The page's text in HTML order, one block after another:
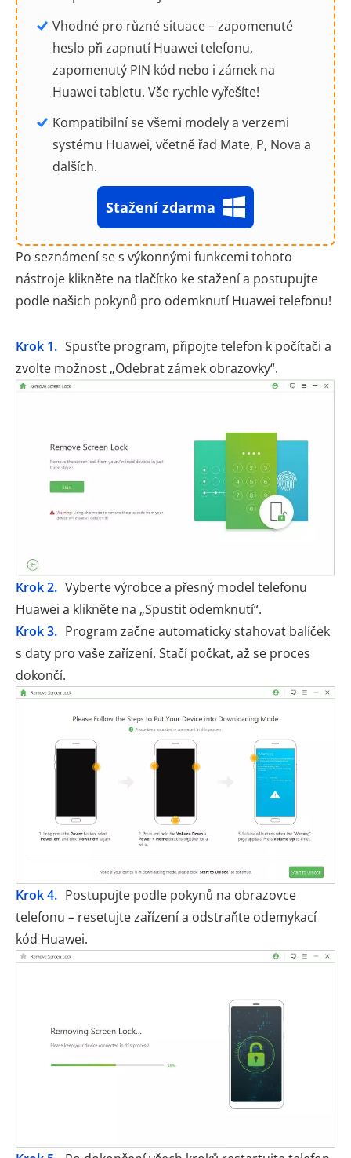
Vhodné pro různé situace – zapomenuté
heslo při zapnutí Huawei telefonu,
zapomenutý PIN kód nebo i zámek na
Huawei tabletu. Vše rychle vyřešíte!
Kompatibilní se všemi modely a verzemi
systému Huawei, včetně řad Mate, P, Nova a
dalších.
Stažení zdarma
Po seznámení se s výkonnými funkcemi tohoto
nástroje klikněte na tlačítko ke stažení a postupujte
podle našich pokynů pro odemknutí Huawei telefonu!
Krok 1. Spusťte program, připojte telefon k počítači a
zvolte možnost „Odebrat zámek obrazovky“.
Krok 2. Vyberte výrobce a přesný model telefonu
Huawei a klikněte na „Spustit odemknutí“.
Krok 3. Program začne automaticky stahovat balíček
s daty pro vaše zařízení. Stačí počkat, až se proces
dokončí.
Krok 4. Postupujte podle pokynů na obrazovce
telefonu – resetujte zařízení a odstraňte odemykací
kód Huawei.